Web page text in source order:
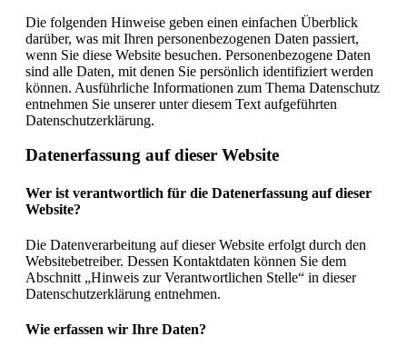
Die folgenden Hinweise geben einen einfachen Überblick
darüber, was mit Ihren personenbezogenen Daten passiert,
wenn Sie diese Website besuchen. Personenbezogene Daten
sind alle Daten, mit denen Sie persönlich identifiziert werden
können. Ausführliche Informationen zum Thema Datenschutz
entnehmen Sie unserer unter diesem Text aufgeführten
Datenschutzerklärung.
Datenerfassung auf dieser Website
Wer ist verantwortlich für die Datenerfassung auf dieser
Website?
Die Datenverarbeitung auf dieser Website erfolgt durch den
Websitebetreiber. Dessen Kontaktdaten können Sie dem
Abschnitt „Hinweis zur Verantwortlichen Stelle“ in dieser
Datenschutzerklärung entnehmen.
Wie erfassen wir Ihre Daten?